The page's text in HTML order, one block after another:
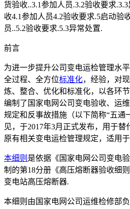
货验收..3.1参加人员.3.2验收要求
收4.1参加人员4.2验收要求.5启动验
员..5.2验收要求.5.3异常处置.
前言
为进一步提升公司变电运检管理水
全过程、全方位标准化，经验，对
炼、整合、优化和标准化，以各环
编制了国家电网公司变电验收、运
规定和反事故措施（以下简称“五通
见，于2017年3月正式发布，用于替
原有相关变电运检管理规定，适用
本细则 是依据《国家电网公司变电
制的第18分册《高压熔断器验收细
变电站高压熔断器.
本细则由国家电网公司运维检修部